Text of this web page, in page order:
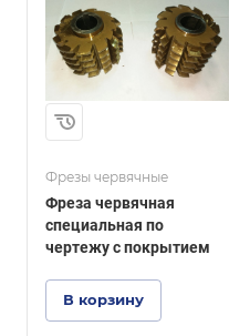
Фрезы червячные
Фреза червячная
специальная по
чертежу с покрытием
В корзину